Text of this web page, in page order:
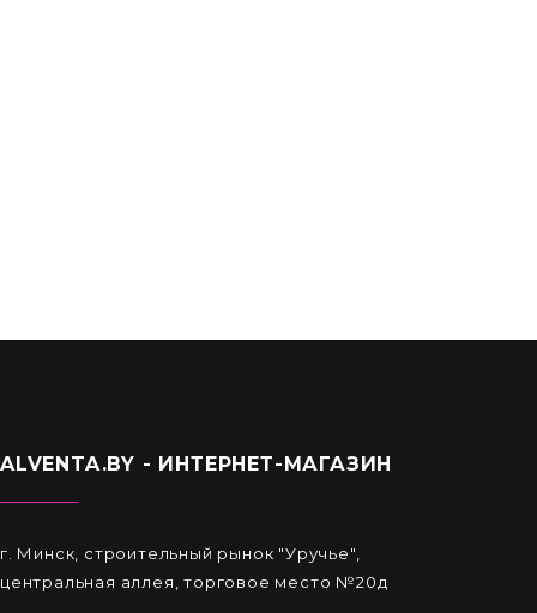
ALVENTA.BY - ИНТЕРНЕТ-МАГАЗИН
г. Минск, строительный рынок "Уручье",
центральная аллея, торговое место №20д